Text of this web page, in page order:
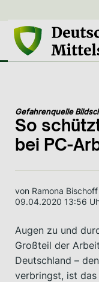
Gefahrenquelle
So
bei PC-
von Ramona Bischoff
09.04.2020 13:56
Augen zu und
Großteil der
Deutschland –
verbringst, ist